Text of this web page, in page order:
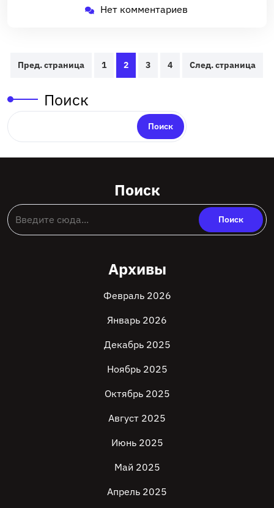
Нет комментариев
Пагинация
Пред. страница 1 2 3 4 След. страница
Поиск
Поиск
Поиск
Архивы
Февраль 2026
Январь 2026
Декабрь 2025
Ноябрь 2025
Октябрь 2025
Август 2025
Июнь 2025
Май 2025
Апрель 2025